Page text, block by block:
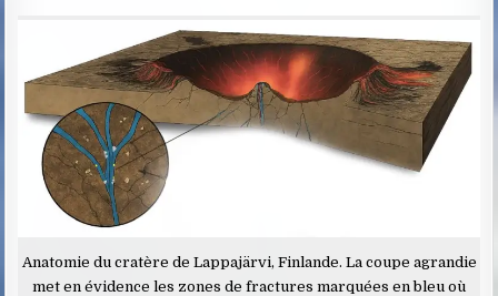
Anatomie du cratère de Lappajärvi, Finlande. La coupe agrandie
met en évidence les zones de fractures marquées en bleu où